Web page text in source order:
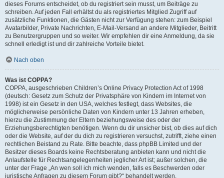
dieses Forums entscheidet, ob du registriert sein musst, um Beiträge zu
schreiben. Auf jeden Fall erhältst du als registriertes Mitglied Zugriff auf
zusätzliche Funktionen, die Gästen nicht zur Verfügung stehen: zum Beispiel
Avatarbilder, Private Nachrichten, E-Mail-Versand an andere Mitglieder, Beitritt
zu Benutzergruppen und so weiter. Wir empfehlen dir eine Anmeldung, da sie
schnell erledigt ist und dir zahlreiche Vorteile bietet.
Nach oben
Was ist COPPA?
COPPA, ausgeschrieben Children’s Online Privacy Protection Act of 1998
(deutsch: Gesetz zum Schutz der Privatsphäre von Kindern im Internet von
1998) ist ein Gesetz in den USA, welches festlegt, dass Websites, die
möglicherweise persönliche Daten von Kindern unter 13 Jahren erheben,
hierzu die Zustimmung der Eltern beziehungsweise des oder der
Erziehungsberechtigten benötigen. Wenn du dir unsicher bist, ob dies auf dich
oder die Website, auf der du dich zu registrieren versuchst, zutrifft, ziehe einen
rechtlichen Beistand zu Rate. Bitte beachte, dass phpBB Limited und der
Besitzer dieses Boards keine Rechtsberatung anbieten kann und nicht die
Anlaufstelle für Rechtsangelegenheiten jeglicher Art ist; außer solchen, die
unter der Frage „An wen soll ich mich wenden, falls es Beschwerden oder
juristische Anfragen zu diesem Forum gibt?“ behandelt werden.